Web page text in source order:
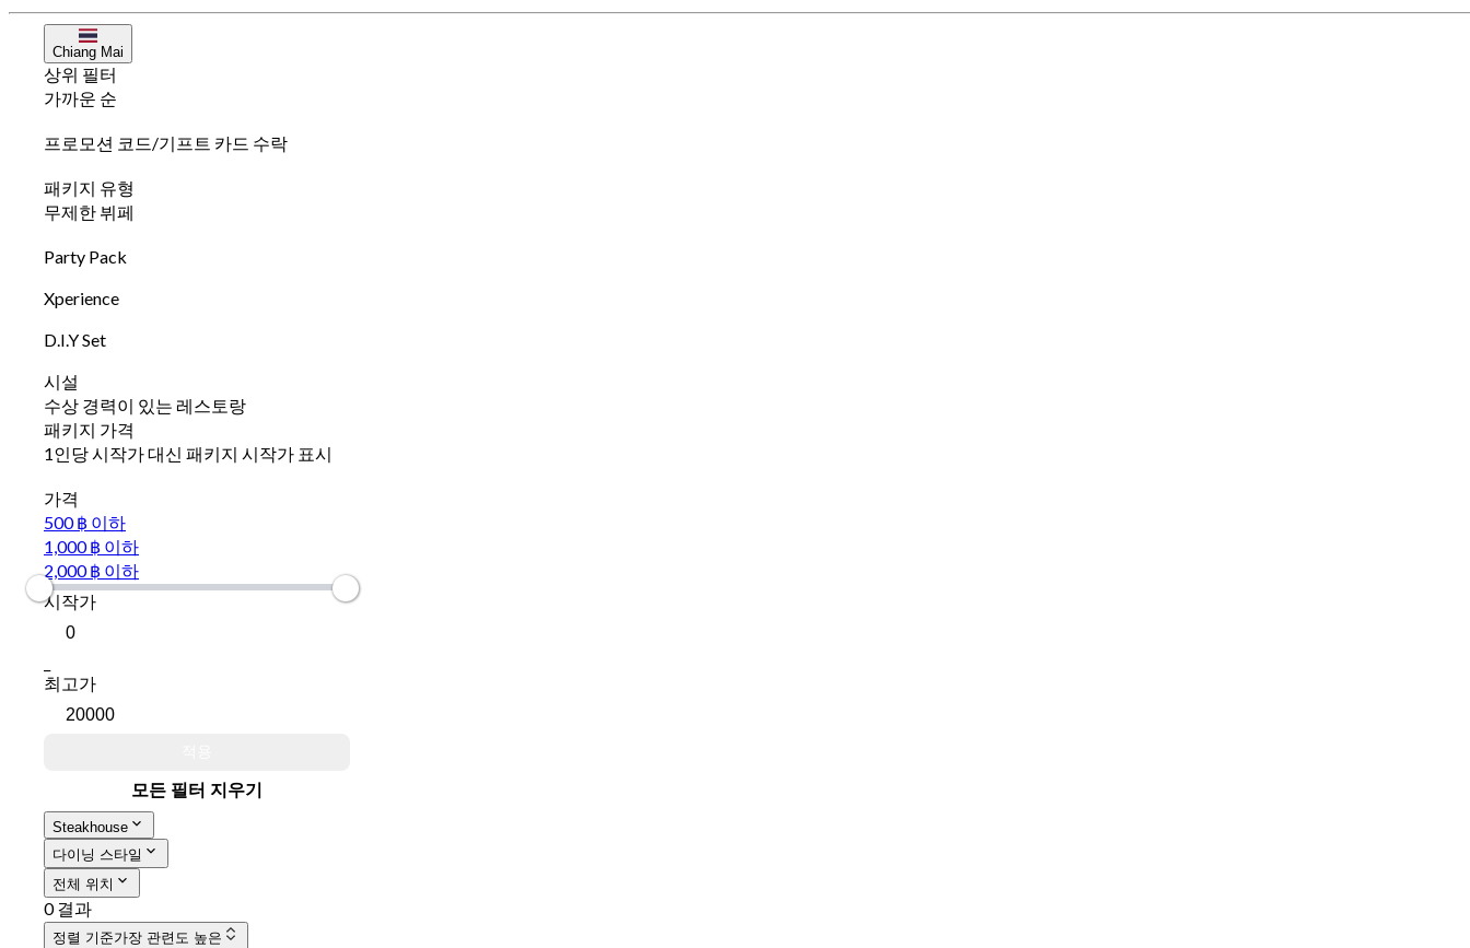
Chiang Mai
상위 필터
가까운 순
프로모션 코드/기프트 카드 수락
패키지 유형
무제한 뷔페
Party Pack
Xperience
D.I.Y Set
시설
수상 경력이 있는 레스토랑
패키지 가격
1인당 시작가 대신 패키지 시작가 표시
가격
500 ฿ 이하
1,000 ฿ 이하
2,000 ฿ 이하
시작가
최고가
모든 필터 지우기
Steakhouse
다이닝 스타일
전체 위치
0 결과
정렬 기준가장 관련도 높은